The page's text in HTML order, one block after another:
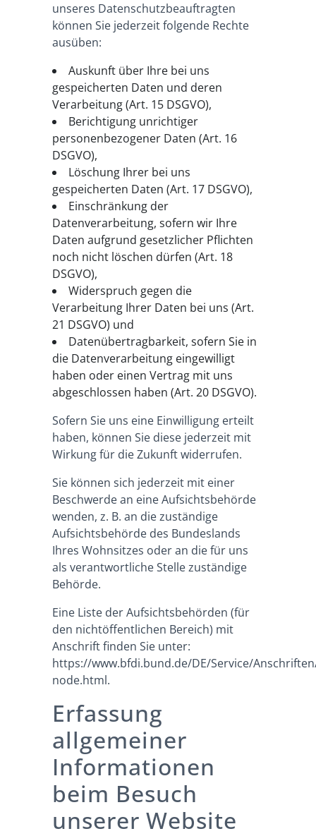
unseres Datenschutzbeauftragten
können Sie jederzeit folgende Rechte
ausüben:
Auskunft über Ihre bei uns
gespeicherten Daten und deren
Verarbeitung (Art. 15 DSGVO),
Berichtigung unrichtiger
personenbezogener Daten (Art. 16
DSGVO),
Löschung Ihrer bei uns
gespeicherten Daten (Art. 17 DSGVO),
Einschränkung der
Datenverarbeitung, sofern wir Ihre
Daten aufgrund gesetzlicher Pflichten
noch nicht löschen dürfen (Art. 18
DSGVO),
Widerspruch gegen die
Verarbeitung Ihrer Daten bei uns (Art.
21 DSGVO) und
Datenübertragbarkeit, sofern Sie in
die Datenverarbeitung eingewilligt
haben oder einen Vertrag mit uns
abgeschlossen haben (Art. 20 DSGVO).
Sofern Sie uns eine Einwilligung erteilt
haben, können Sie diese jederzeit mit
Wirkung für die Zukunft widerrufen.
Sie können sich jederzeit mit einer
Beschwerde an eine Aufsichtsbehörde
wenden, z. B. an die zuständige
Aufsichtsbehörde des Bundeslands
Ihres Wohnsitzes oder an die für uns
als verantwortliche Stelle zuständige
Behörde.
Eine Liste der Aufsichtsbehörden (für
den nichtöffentlichen Bereich) mit
Anschrift finden Sie unter:
https://www.bfdi.bund.de/DE/Service/
node.html.
Erfassung
allgemeiner
Informationen
beim Besuch
unserer Website